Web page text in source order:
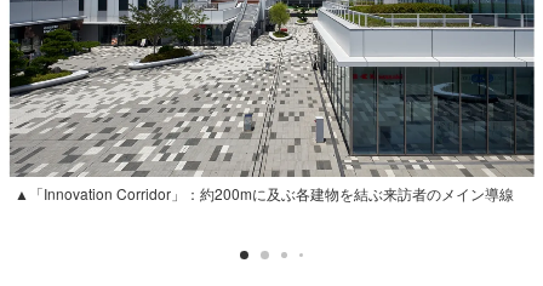
▲「Innovation Corridor」：約200mに及ぶ各建物を結ぶ来訪者のメイン導線